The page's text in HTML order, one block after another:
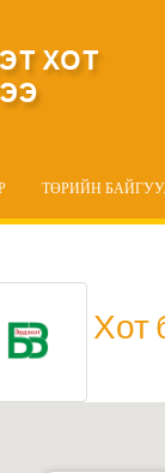
ТӨРИЙН
Хот